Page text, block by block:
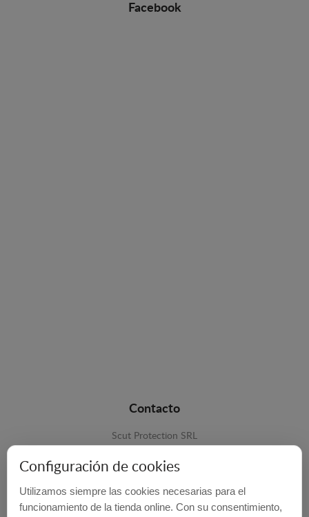
Facebook
Contacto
Scut Protection SRL
Configuración de cookies
Utilizamos siempre las cookies necesarias para el
funcionamiento de la tienda online. Con su consentimiento,